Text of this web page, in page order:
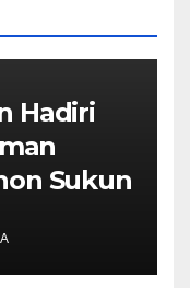
Hadiri
Sukun